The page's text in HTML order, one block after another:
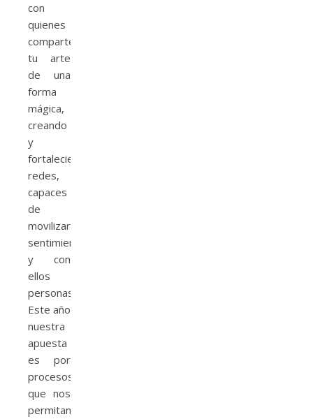
con
quienes
compartes
tu arte
de una
forma
mágica,
creando
y
fortaleciendo
redes,
capaces
de
movilizar
sentimientos
y con
ellos
personas.
Este año
nuestra
apuesta
es por
procesos
que nos
permitan